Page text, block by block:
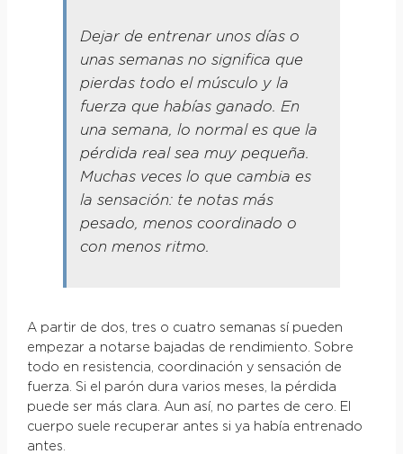
Dejar de entrenar unos días o
unas semanas no significa que
pierdas todo el músculo y la
fuerza que habías ganado. En
una semana, lo normal es que la
pérdida real sea muy pequeña.
Muchas veces lo que cambia es
la sensación: te notas más
pesado, menos coordinado o
con menos ritmo.
A partir de dos, tres o cuatro semanas sí pueden
empezar a notarse bajadas de rendimiento. Sobre
todo en resistencia, coordinación y sensación de
fuerza. Si el parón dura varios meses, la pérdida
puede ser más clara. Aun así, no partes de cero. El
cuerpo suele recuperar antes si ya había entrenado
antes.